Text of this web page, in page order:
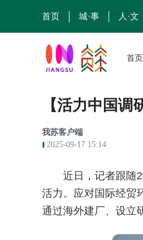
首页 城·事 人·文
首页
【活力中国
我苏客户端
2025-09-17 15:14
近日，记者跟随
活力。应对国际经贸
通过海外建厂、设立